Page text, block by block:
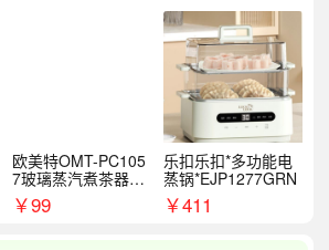
欧美特OMT-PC105
7玻璃蒸汽煮茶器黑
茶泡茶具茶壶花茶壶
￥99
乐扣乐扣*多功能电
蒸锅*EJP1277GRN
￥411